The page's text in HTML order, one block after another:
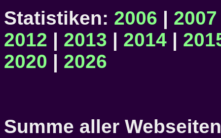
Statistiken: 2006 | 2007
2012 | 2013 | 2014 |
2020 | 2026
Summe aller